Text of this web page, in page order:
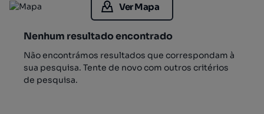
Ver Mapa
Nenhum resultado encontrado
Não encontrámos resultados que correspondam à
sua pesquisa. Tente de novo com outros critérios
de pesquisa.